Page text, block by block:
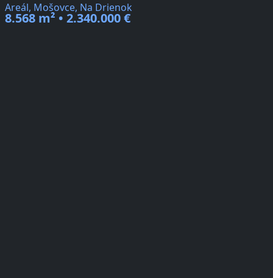
Areál, Mošovce, Na Drienok
8.568 m² • 2.340.000 €